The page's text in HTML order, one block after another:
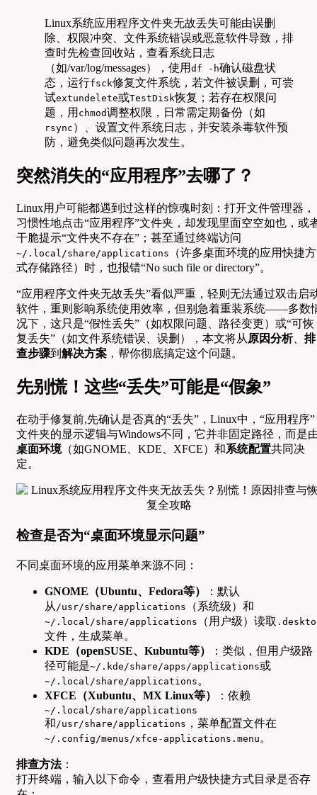
Linux系统应用程序文件夹无故丢失可能由误删
除、权限冲突、文件系统错误或恶意软件导致，排
查时先检查回收站，查看系统日志
（如/var/log/messages），使用 df -h确认磁盘状
态，运行fsck修复文件系统，若文件被误删，可尝
试extundelete或TestDisk恢复；若存在权限问
题，用 chmod调整权限，日常需定期备份（如
rsync ）、设置文件系统日志，并安装杀毒软件预
防，避免类似问题再次发生。
突然消失的“应用程序”去哪了？
Linux用户可能都遇到过这样的惊魂时刻：打开文件管理器，
习惯性地点击“应用程序”文件夹，却发现里面空空如也，或
干脆提示“文件夹不存在”；甚至通过终端访问
~/.local/share/applications
（许多桌面环境的应用快捷方
式存储路径）时，也报错“No such file or directory”。
“应用程序文件夹无故丢失”看似严重，轻则无法通过双击启
软件，重则影响系统使用效率，但别急着重装系统——多数
况下，这只是“假性丢失”（如权限问题、路径变更）或“可恢
复丢失”（如文件系统错误、误删），本文将从 原因分析、 排
查步骤到 解决方案 ，帮你彻底搞定这个问题。
先别慌！这些“丢失”可能是“假象”
在动手修复前,先确认是否真的“丢失”，Linux中，“应用程序”
文件夹的显示逻辑与Windows不同，它并非固定路径，而是
桌面环境（如GNOME、KDE、XFCE）和系统配置共同决
定。
检查是否为“桌面环境显示问题”
不同桌面环境的应用菜单来源不同：
GNOME（Ubuntu、Fedora等）
：默认
从 /usr/share/applications （系统级）和
~/.local/share/applications （用户级）读取
文件，生成菜单。
KDE（openSUSE、Kubuntu等）
：类似，但用户级路
径可能是~/.kde/share/apps/applications或
~/.local/share/applications 。
XFCE（Xubuntu、MX Linux等）
：依赖
~/.local/share/applications
和 /usr/share/applications ，菜单配置文件在
~/.config/menus/xfce-applications.menu 。
排查方法：
打开终端，输入以下命令，查看用户级快捷方式目录是否存